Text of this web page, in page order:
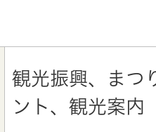
観光振興、まつ
ント、観光案内